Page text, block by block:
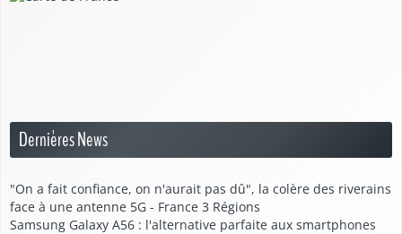
Dernières News
"On a fait confiance, on n'aurait pas dû", la colère des riverains
face à une antenne 5G - France 3 Régions
Samsung Galaxy A56 : l'alternative parfaite aux smartphones